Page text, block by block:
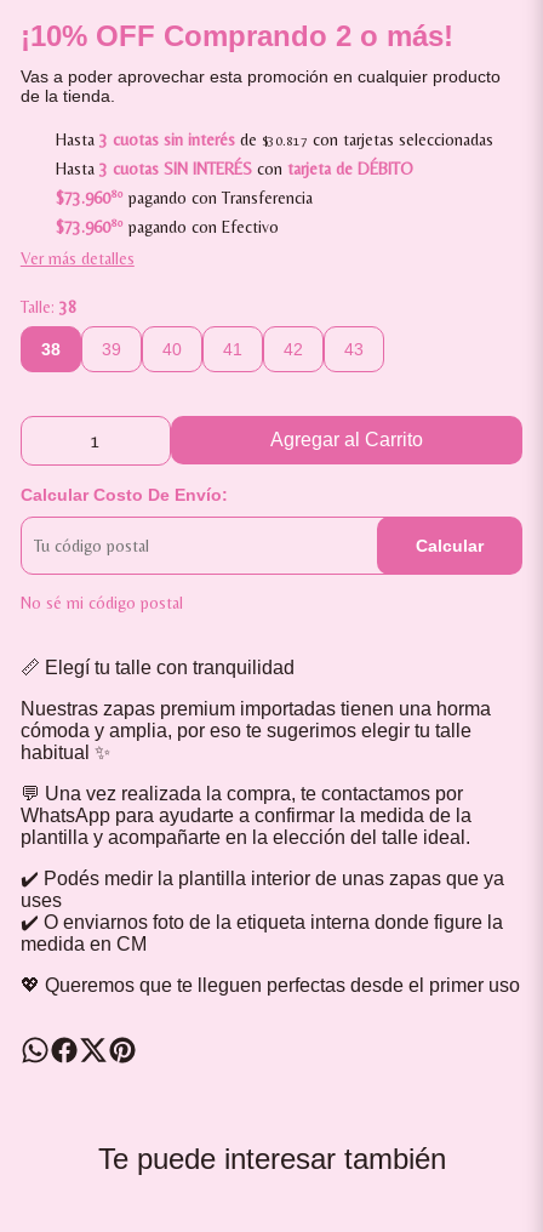
¡10% OFF Comprando 2 o más!
Vas a poder aprovechar esta promoción en cualquier producto
de la tienda.
Hasta 3 cuotas sin interésde $30.817 con tarjetas seleccionadas
Hasta 3 cuotas SIN INTERÉScon tarjeta de DÉBITO
$73.96080pagando con Transferencia
$73.96080pagando con Efectivo
Ver más detalles
Talle: 38
38 39 40 41 42 43
Agregar al Carrito
Calcular Costo De Envío:
Calcular
No sé mi código postal
📏 Elegí tu talle con tranquilidad
Nuestras zapas premium importadas tienen una horma
cómoda y amplia, por eso te sugerimos elegir tu talle
habitual ✨
💬 Una vez realizada la compra, te contactamos por
WhatsApp para ayudarte a confirmar la medida de la
plantilla y acompañarte en la elección del talle ideal.
✔️ Podés medir la plantilla interior de unas zapas que ya
uses
✔️ O enviarnos foto de la etiqueta interna donde figure la
medida en CM
💖 Queremos que te lleguen perfectas desde el primer uso
Te puede interesar también